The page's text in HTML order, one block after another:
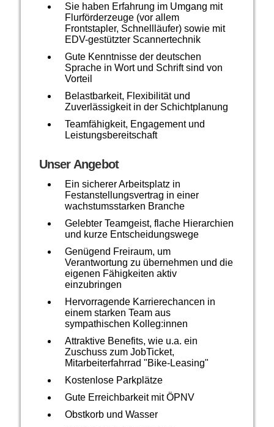
Sie haben Erfahrung im Umgang mit
Flurförderzeuge (vor allem
Frontstapler, Schnellläufer) sowie mit
EDV-gestützter Scannertechnik
Gute Kenntnisse der deutschen
Sprache in Wort und Schrift sind von
Vorteil
Belastbarkeit, Flexibilität und
Zuverlässigkeit in der Schichtplanung
Teamfähigkeit, Engagement und
Leistungsbereitschaft
Unser Angebot
Ein sicherer Arbeitsplatz in
Festanstellungsvertrag in einer
wachstumsstarken Branche
Gelebter Teamgeist, flache Hierarchien
und kurze Entscheidungswege
Genügend Freiraum, um
Verantwortung zu übernehmen und die
eigenen Fähigkeiten aktiv
einzubringen
Hervorragende Karrierechancen in
einem starken Team aus
sympathischen Kolleg:innen
Attraktive Benefits, wie u.a. ein
Zuschuss zum JobTicket,
Mitarbeiterfahrrad "Bike-Leasing"
Kostenlose Parkplätze
Gute Erreichbarkeit mit ÖPNV
Obstkorb und Wasser